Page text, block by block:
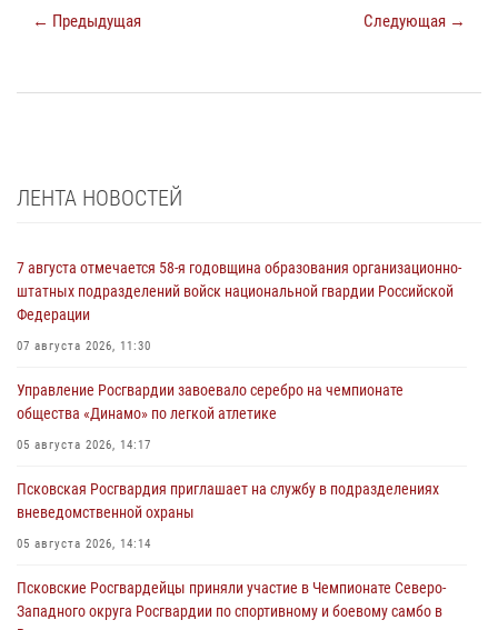
← Предыдущая Следующая →
ЛЕНТА НОВОСТЕЙ
7 августа отмечается 58-я годовщина образования организационно-
штатных подразделений войск национальной гвардии Российской
Федерации
07 августа 2026, 11:30
Управление Росгвардии завоевало серебро на чемпионате
общества «Динамо» по легкой атлетике
05 августа 2026, 14:17
Псковская Росгвардия приглашает на службу в подразделениях
вневедомственной охраны
05 августа 2026, 14:14
Псковские Росгвардейцы приняли участие в Чемпионате Северо-
Западного округа Росгвардии по спортивному и боевому самбо в